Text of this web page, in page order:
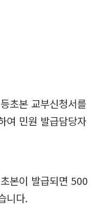
초본 교부신청서를
여 민원 발급담당자
본이 발급되면 500
니다.